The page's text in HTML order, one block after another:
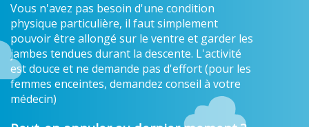
Vous n'avez pas besoin d'une condition
physique particulière, il faut simplement
pouvoir être allongé sur le ventre et garder les
jambes tendues durant la descente. L'activité
est douce et ne demande pas d'effort (pour les
femmes enceintes, demandez conseil à votre
médecin)